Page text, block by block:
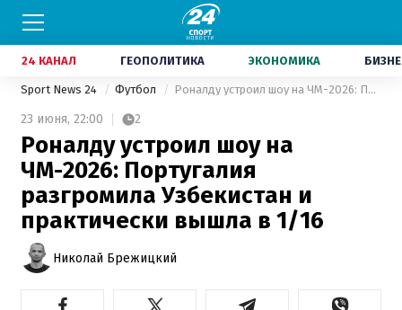
24 КАНАЛ ГЕОПОЛИТИКА ЭКОНОМИКА
Sport News 24 Футбол Роналду устроил шоу на ЧМ-2026: Португалия разгромила Узбекистан и практически вышла в 1/16
23 июня, 22:00 2
Роналду устроил шоу на
ЧМ-2026: Португалия
разгромила Узбекистан и
практически вышла в 1/16
Николай Брежицкий